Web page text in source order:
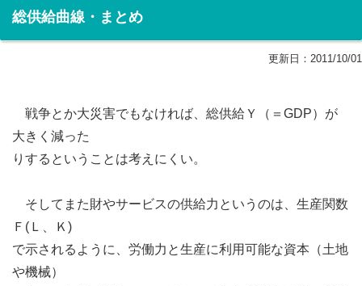
総供給曲線・まとめ
更新日： 2011/10/01
戦争とか大災害でもなければ、総供給Ｙ（＝GDP）が
大きく減った
りするということは考えにくい。
そしてまた財やサービスの供給力というのは、生産関数
Ｆ(Ｌ、Ｋ)
で示されるように、労働力と生産に利用可能な資本（土地
や機械）